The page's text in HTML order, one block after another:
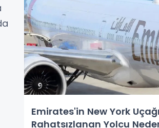
Emirates'in New York Uçağı
Rahatsızlanan Yolcu